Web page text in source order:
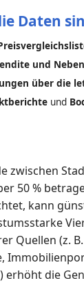
Daten
und
über die
und
zwischen
50 %
kann
Quellen (z. B.
erhöht die